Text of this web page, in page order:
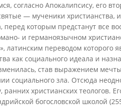
согласно Апокалипсису, его
— мученики христианства,
которым предстанут все
и германоязычном
латинским переводом которого
как социального идеала и
став выражением
социального зла. Отсюда
христианских теологов.
богословской школой